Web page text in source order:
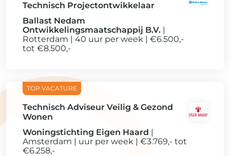
Technisch Projectontwikkelaar
Ballast Nedam
Ontwikkelingsmaatschappij B.V.
Rotterdam
40 uur per week
€6.500,-
tot €8.500,-
Technisch Adviseur Veilig & Gezond
Wonen
Woningstichting Eigen Haard
Amsterdam
uur per week
€3.769,- tot
€6.258,-